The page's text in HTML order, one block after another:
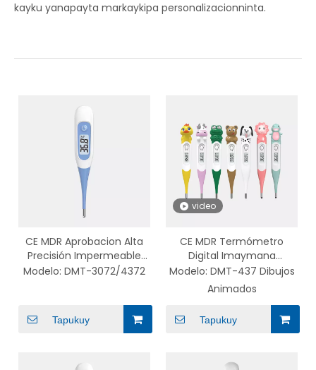
kayku yanapayta markaykipa personalizacionninta.
CE MDR Aprobacion Alta
Precisión Impermeable
Flexible Tip Termómetro
Modelo: DMT-3072/4372
Tapukuy
video
CE MDR Termómetro
Digital Imaymana
Colorkuna Impermeable
Wawa Flexible Tip
Tapa Removible Serie
Dibujos Animados
Modelo: DMT-437 Dibujos
Animados
Tapukuy